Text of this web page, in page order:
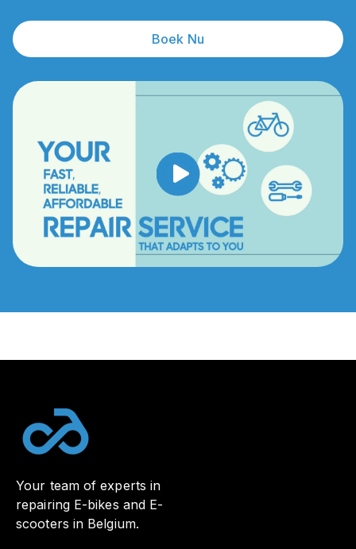
Boek Nu
Your team of experts in
repairing E-bikes and E-
scooters in Belgium.